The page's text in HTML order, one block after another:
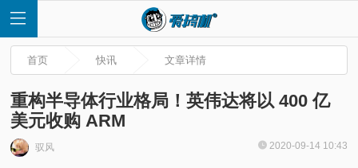
首
首页 快讯 文章详情
重构半导体行业格局！英伟达将以 400 亿
美元收购 ARM
驭风 2020-09-14 10:43